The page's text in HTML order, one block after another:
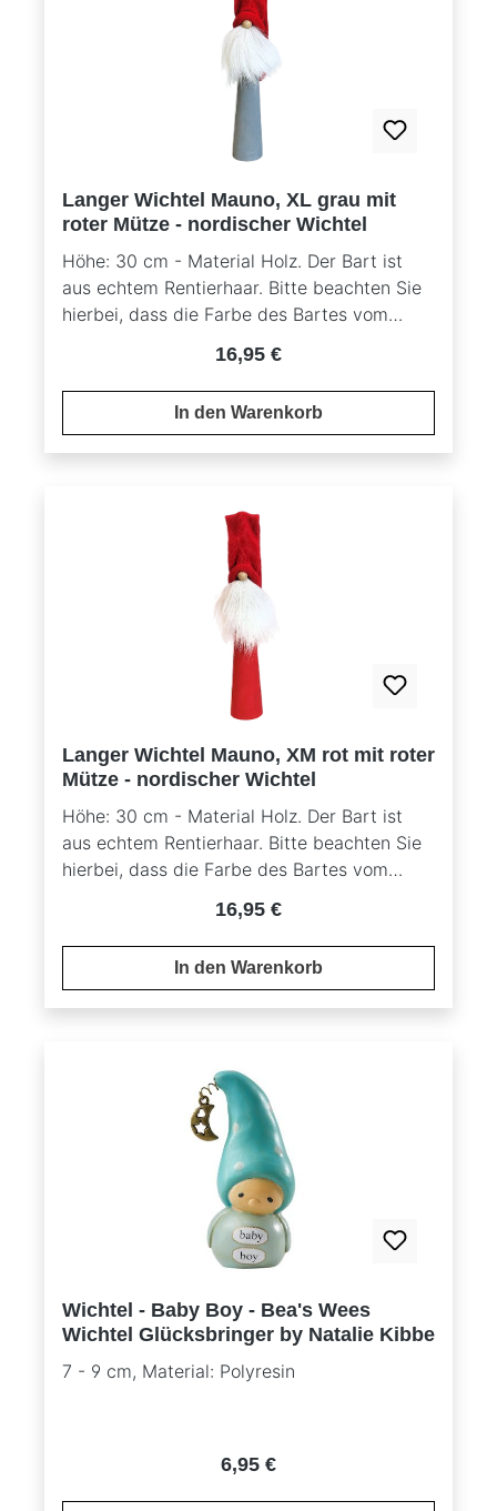
Langer Wichtel Mauno, XL grau mit
roter Mütze - nordischer Wichtel
Höhe: 30 cm - Material Holz. Der Bart ist
aus echtem Rentierhaar. Bitte beachten Sie
hierbei, dass die Farbe des Bartes vom
ein Naturprodukt handelt.
Regulärer Preis:
16,95 €
In den Warenkorb
Langer Wichtel Mauno, XM rot mit roter
Mütze - nordischer Wichtel
Höhe: 30 cm - Material Holz. Der Bart ist
aus echtem Rentierhaar. Bitte beachten Sie
hierbei, dass die Farbe des Bartes vom
ein Naturprodukt handelt.
Regulärer Preis:
16,95 €
In den Warenkorb
Wichtel - Baby Boy - Bea's Wees
Wichtel Glücksbringer by Natalie Kibbe
7 - 9 cm, Material: Polyresin
Regulärer Preis:
6,95 €